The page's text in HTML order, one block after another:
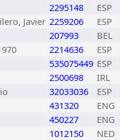
2295148 ESP
Javier 2259206 ESP
207993 BEL
2214636 ESP
535075449 ESP
2500698 IRL
32033036 ESP
431320 ENG
450227 ENG
1012150 NED